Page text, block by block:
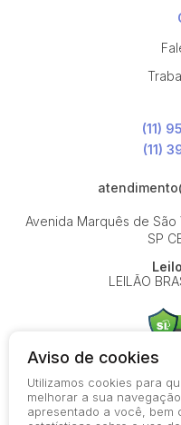
(11)
(11)
Avenida Marquês de
SP
LEILÃO
© 2026-present -
Aviso de cookies
Utilizamos cookies para
melhorar a sua
apresentado a você, bem